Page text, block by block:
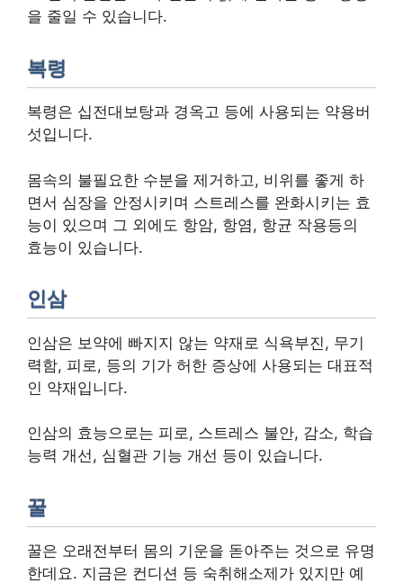
을 줄일 수 있습니다.
복령
복령은 십전대보탕과 경옥고 등에 사용되는 약용버
섯입니다.
몸속의 불필요한 수분을 제거하고, 비위를 좋게 하
면서 심장을 안정시키며 스트레스를 완화시키는 효
능이 있으며 그 외에도 항암, 항염, 항균 작용등의
효능이 있습니다.
인삼
인삼은 보약에 빠지지 않는 약재로 식욕부진, 무기
력함, 피로, 등의 기가 허한 증상에 사용되는 대표적
인 약재입니다.
인삼의 효능으로는 피로, 스트레스 불안, 감소, 학습
능력 개선, 심혈관 기능 개선 등이 있습니다.
꿀
꿀은 오래전부터 몸의 기운을 돋아주는 것으로 유명
한데요. 지금은 컨디션 등 숙취해소제가 있지만 예